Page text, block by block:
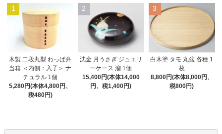
1
木製 二段丸型 わっぱ弁
当箱 ＜内側：入子＞ ナ
チュラル 1個
5,280円(本体4,800円、
税480円)
2
沈金 月うさぎ ジュエリ
ーケース 溜 1個
15,400円(本体14,000
円、税1,400円)
3
白木塗 タモ 丸盆 各種 1
枚
8,800円(本体8,000円、
税800円)